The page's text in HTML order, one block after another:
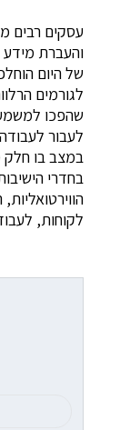
עסקים רבים
והעברת
של היום
לגורמים
שהפכו
לעבור
במצב בו חלק
בחדרי
לקוחות,